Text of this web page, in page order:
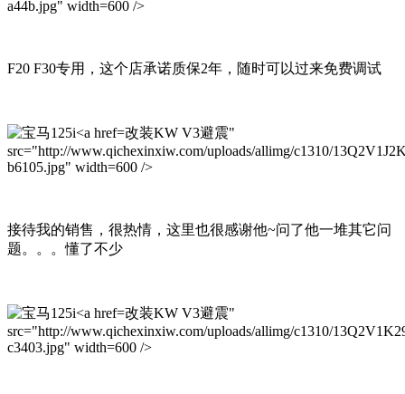
a44b.jpg" width=600 />
F20 F30专用，这个店承诺质保2年，随时可以过来免费调试
改装KW V3避震"
src="http://www.qichexinxiw.com/uploads/allimg/c1310/
b6105.jpg" width=600 />
接待我的销售，很热情，这里也很感谢他~问了他一堆其它问
题。。。懂了不少
改装KW V3避震"
src="http://www.qichexinxiw.com/uploads/allimg/c1310/
c3403.jpg" width=600 />